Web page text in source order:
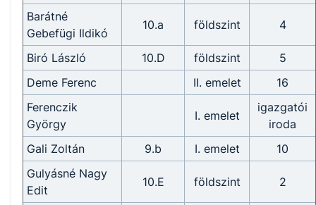
Barátné
Gebefügi Ildikó
10.a földszint 4
Biró László 10.D földszint
5
Deme Ferenc
II. emelet
16
Ferenczik
György
I. emelet
igazgatói
iroda
Gali Zoltán
9.b I. emelet
10
Gulyásné Nagy
Edit
10.E földszint 2